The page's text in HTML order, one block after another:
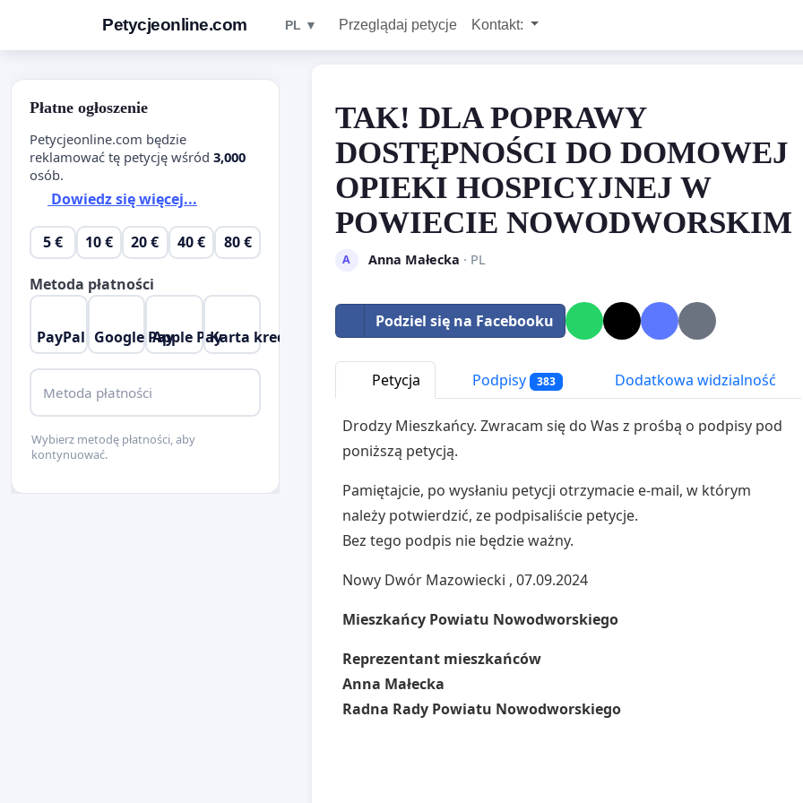
Petycjeonline.com PL ▼ Przeglądaj petycje Kontakt:
TAK! DLA POPRAWY
DOSTĘPNOŚCI DO DOMOWEJ
OPIEKI HOSPICYJNEJ W
POWIECIE NOWODWORSKIM
A Anna Małecka · PL
Podziel się na Facebooku
Petycja Podpisy 383 Dodatkowa widzialność
Drodzy Mieszkańcy. Zwracam się do Was z prośbą o podpisy pod
poniższą petycją.
Pamiętajcie, po wysłaniu petycji otrzymacie e-mail, w którym
należy potwierdzić, ze podpisaliście petycje.
Bez tego podpis nie będzie ważny.
Nowy Dwór Mazowiecki , 07.09.2024
Mieszkańcy Powiatu Nowodworskiego
Reprezentant mieszkańców
Anna Małecka
Radna Rady Powiatu Nowodworskiego
Płatne ogłoszenie
Petycjeonline.com będzie
reklamować tę petycję wśród 3,000
osób.
Dowiedz się więcej...
5 € 10 € 20 € 40 € 80 €
Metoda płatności
PayPal Google PayApple PayKarta kredytowa
Metoda płatności
Wybierz metodę płatności, aby
kontynuować.